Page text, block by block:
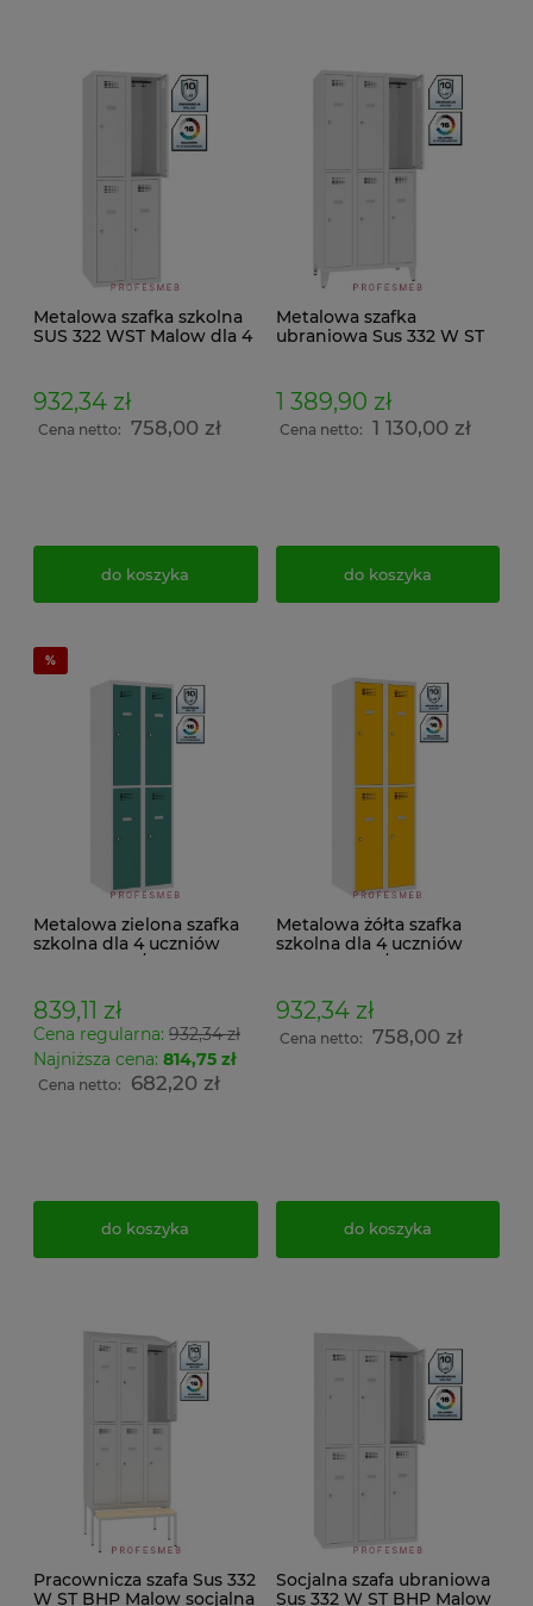
Metalowa szafka szkolna
SUS 322 WST Malow dla 4
932,34 zł
Cena netto: 758,00 zł
do koszyka
Metalowa szafka
ubraniowa Sus 332 W ST
rzeczy osobiste nogi 14cm
wymiary 194x90x50cm
1 389,90 zł
Cena netto: 1 130,00 zł
do koszyka
Metalowa zielona szafka
szkolna dla 4 uczniów
839,11 zł
Cena regularna: 932,34 zł
Najniższa cena: 814,75 zł
Cena netto: 682,20 zł
do koszyka
Metalowa żółta szafka
szkolna dla 4 uczniów
932,34 zł
Cena netto: 758,00 zł
do koszyka
Pracownicza szafa Sus 332
W ST BHP Malow socjalna
Socjalna szafa ubraniowa
Sus 332 W ST BHP Malow